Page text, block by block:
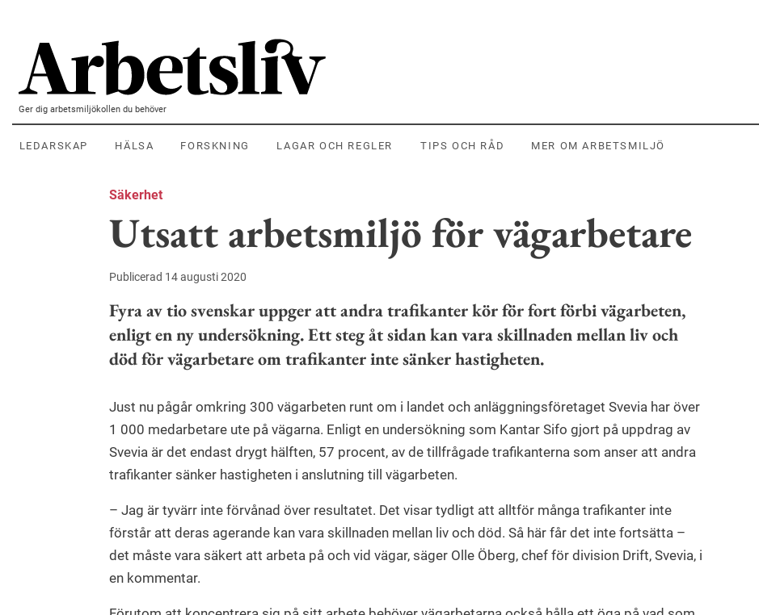
Ger dig arbetsmiljökollen du behöver
LEDARSKAP HÄLSA FORSKNING LAGAR OCH REGLER TIPS OCH RÅD MER OM ARBETSMILJÖ
Säkerhet
Utsatt arbetsmiljö för vägarbetare
Publicerad 14 augusti 2020
Fyra av tio svenskar uppger att andra trafikanter kör för fort förbi vägarbeten,
enligt en ny undersökning. Ett steg åt sidan kan vara skillnaden mellan liv och
död för vägarbetare om trafikanter inte sänker hastigheten.
Just nu pågår omkring 300 vägarbeten runt om i landet och anläggningsföretaget Svevia har över
1 000 medarbetare ute på vägarna. Enligt en undersökning som Kantar Sifo gjort på uppdrag av
Svevia är det endast drygt hälften, 57 procent, av de tillfrågade trafikanterna som anser att andra
trafikanter sänker hastigheten i anslutning till vägarbeten.
– Jag är tyvärr inte förvånad över resultatet. Det visar tydligt att alltför många trafikanter inte
förstår att deras agerande kan vara skillnaden mellan liv och död. Så här får det inte fortsätta –
det måste vara säkert att arbeta på och vid vägar, säger Olle Öberg, chef för division Drift, Svevia, i
en kommentar.